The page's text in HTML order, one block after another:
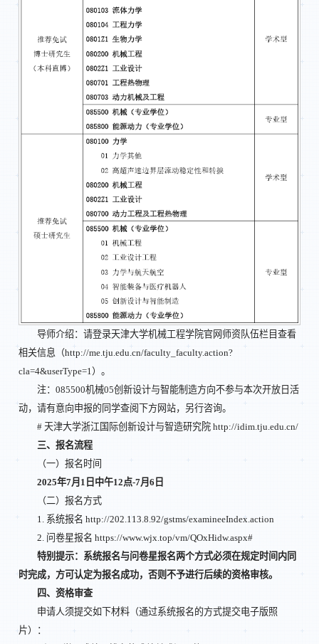
导师介绍：请登录天津大学机械工程学院官网师资队伍栏目查看
相关信息（http://me.tju.edu.cn/faculty_faculty.action?
cla=4&userType=1）。
注：085500机械05创新设计与智能制造方向不参与本次开放日活
动，请有意向申报的同学查阅下方网站，另行咨询。
# 天津大学浙江国际创新设计与智造研究院 http://idim.tju.edu.cn/
三、报名流程
（一）报名时间
2025年7月1日中午12点-7月6日
（二）报名方式
1. 系统报名 http://202.113.8.92/gstms/examineeIndex.action
2. 问卷星报名 https://www.wjx.top/vm/QOxHidw.aspx#
特别提示：系统报名与问卷星报名两个方式必须在规定时间内同
时完成，方可认定为报名成功，否则不予进行后续的资格审核。
四、资格审查
申请人须提交如下材料（通过系统报名的方式提交电子版照
片）：